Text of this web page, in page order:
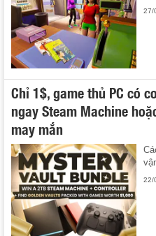
27/
Chỉ 1$, game thủ PC có
ngay Steam Machine
may mắn
22/